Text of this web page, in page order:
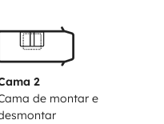
2
de montar e